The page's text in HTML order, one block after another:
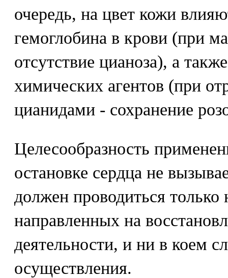
очередь, на цвет кожи
гемоглобина в крови (при
отсутствие цианоза), а
химических агентов (при
цианидами - сохранение
Целесообразность
остановке сердца не
должен проводиться
направленных на
деятельности, и ни в коем
осуществления.